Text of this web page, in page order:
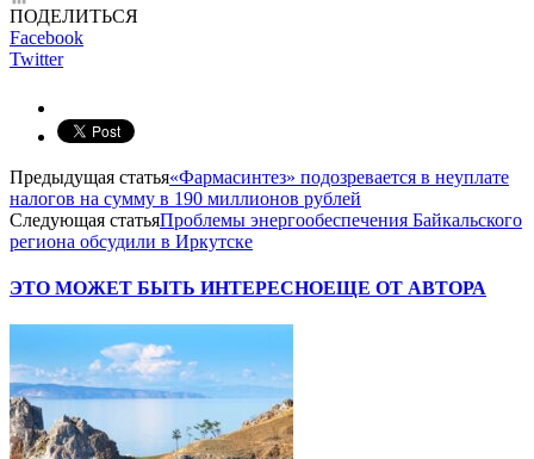
ПОДЕЛИТЬСЯ
Facebook
Twitter
Предыдущая статья«Фармасинтез» подозревается в неуплате
налогов на сумму в 190 миллионов рублей
Следующая статьяПроблемы энергообеспечения Байкальского
региона обсудили в Иркутске
ЭТО МОЖЕТ БЫТЬ ИНТЕРЕСНОЕЩЕ ОТ АВТОРА